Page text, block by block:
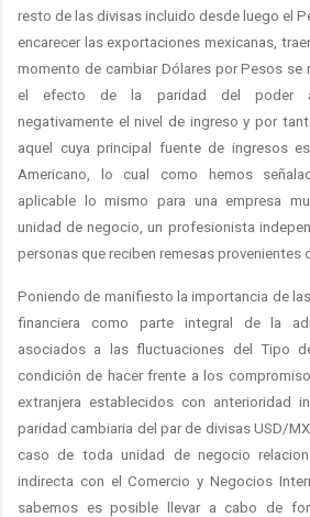
resto de las divisas incluido desde luego el
encarecer las exportaciones mexicanas,
momento de cambiar Dólares por Pesos se
el efecto de la paridad del poder
negativamente el nivel de ingreso y por
aquel cuya principal fuente de ingresos
Americano, lo cual como hemos
aplicable lo mismo para una empresa
unidad de negocio, un profesionista
personas que reciben remesas provenientes
Poniendo de manifiesto la importancia de
financiera como parte integral de la
asociados a las fluctuaciones del Tipo
condición de hacer frente a los
extranjera establecidos con anterioridad
paridad cambiaria del par de divisas USD/
caso de toda unidad de negocio
indirecta con el Comercio y Negocios
sabemos es posible llevar a cabo de